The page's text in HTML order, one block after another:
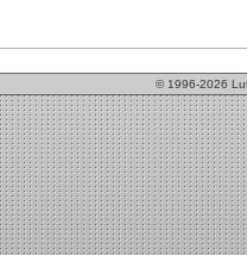
© 1996-2026